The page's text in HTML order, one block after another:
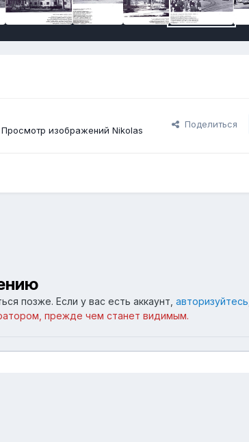
Просмотр изображений Nikolas
Поделиться
позже. Если у вас есть аккаунт, авторизуйтесь
прежде чем станет видимым.